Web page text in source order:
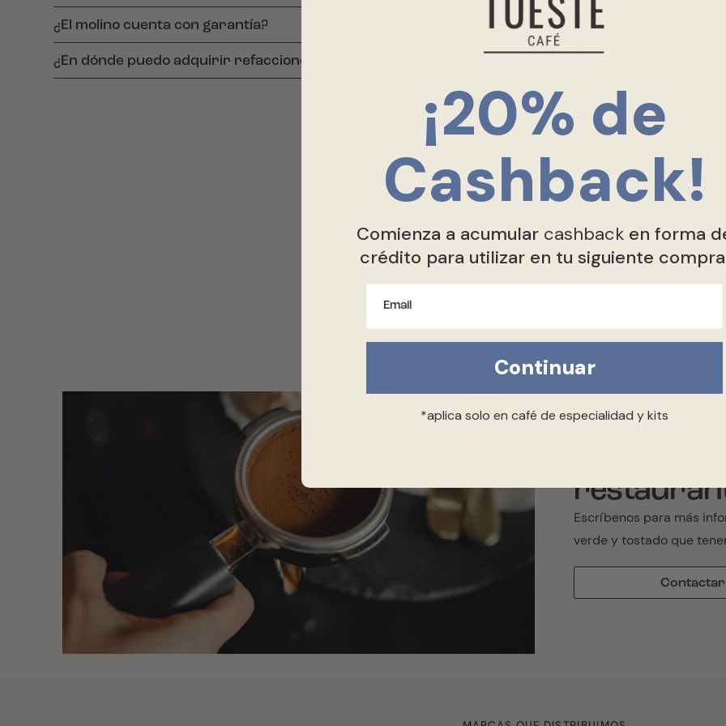
¿El molino cuenta con garantía?
¿En dónde puedo adquirir refacciones del molino?
Productos Relacionados
Escríbenos para más
verde y tostado que
Contactar
¡20% de
Cashback​!
Comienza a acumular cashback en forma
crédito para utilizar en tu siguiente
Email
Continuar
*aplica solo en café de especialidad y kits